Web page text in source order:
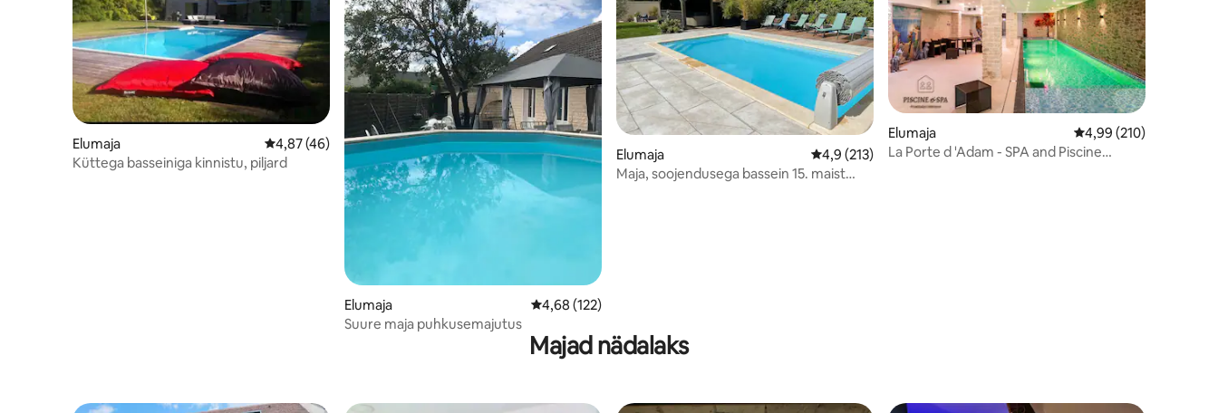
Elumaja Keskmine hinnang 4,87/5, 46 hinnangut
4,87 (46)
Küttega basseiniga kinnistu, piljard
Elumaja Keskmine hinnang 4,68/5, 122 hinnangut
4,68 (122)
Suure maja puhkusemajutus
Elumaja Keskmine hinnang 4,9/5, 213 hinnangut
4,9 (213)
Maja, soojendusega bassein 15. maist
Elumaja Keskmine hinnang
4,99 (210)
La Porte d 'Adam - SPA and Piscine
Majad nädalaks